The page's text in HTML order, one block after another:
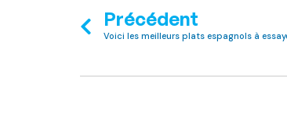
Précédent
Voici les meilleurs plats espagnols à